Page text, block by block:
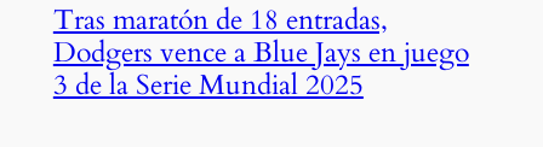
Tras maratón de 18 entradas,
Dodgers vence a Blue Jays en juego
3 de la Serie Mundial 2025